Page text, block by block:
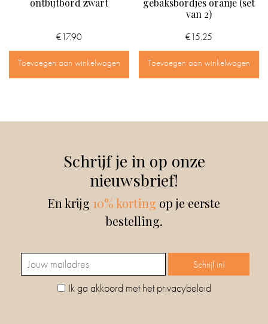
ontbijtbord zwart
€17.90
Toevoegen aan winkelwagen
gebaksbordjes oranje (set
van 2)
€15.25
Toevoegen aan winkelwagen
Schrijf je in op onze
nieuwsbrief!
En krijg 10% korting op je eerste
bestelling.
Ik ga akkoord met het privacybeleid